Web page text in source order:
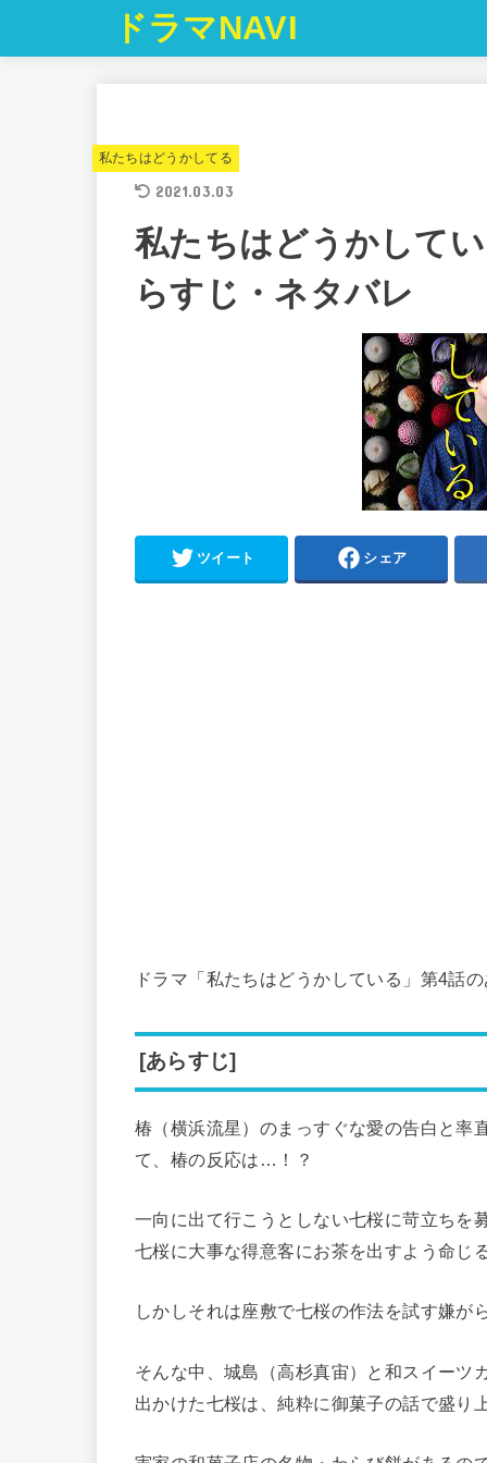
ドラマNAVI
私たちはどうかしてる
2021.03.03
私たちはどうかして
らすじ・ネタバレ
ツイート シェア
ドラマ「私たちはどうかしている」第4話
[あらすじ]
椿（横浜流星）のまっすぐな愛の告白と率
て、椿の反応は…！？
一向に出て行こうとしない七桜に苛立ちを
七桜に大事な得意客にお茶を出すよう命じ
しかしそれは座敷で七桜の作法を試す嫌が
そんな中、城島（高杉真宙）と和スイーツ
出かけた七桜は、純粋に御菓子の話で盛り